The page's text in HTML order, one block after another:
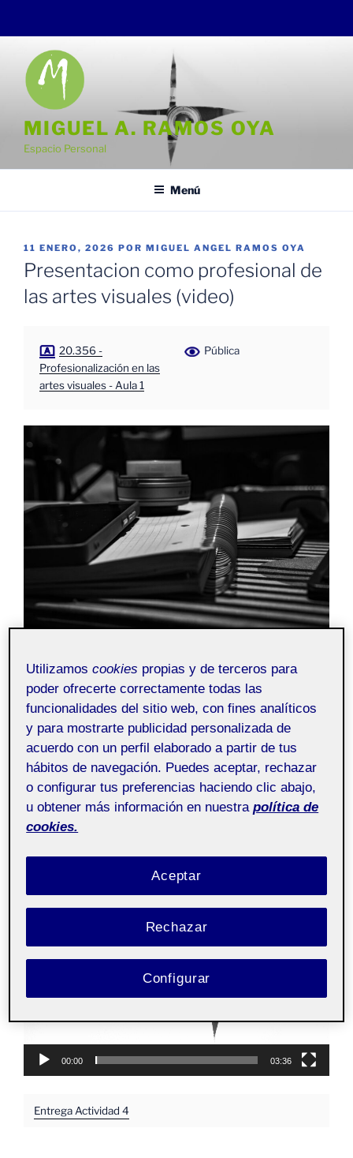
contenido
MIGUEL A. RAMOS OYA
Espacio Personal
Menú
PUBLICADO
EL
11 ENERO, 2026 POR MIGUEL ANGEL RAMOS OYA
Presentacion como profesional de
las artes visuales (video)
20.356 -
Profesionalización en las
artes visuales - Aula 1
Pública
Reproductor
vídeo
00:00 03:36
Entrega Actividad 4
Utilizamoscookies propias y de terceros para
poder ofrecerte correctamente todas las
funcionalidades del sitio web, con fines analíticos
y para mostrarte publicidad personalizada de
acuerdo con un perfil elaborado a partir de tus
hábitos de navegación. Puedes aceptar, rechazar
o configurar tus preferencias haciendo clic abajo,
u obtener más información en nuestra política de
cookies.
Rechazar
Aceptar
Configurar